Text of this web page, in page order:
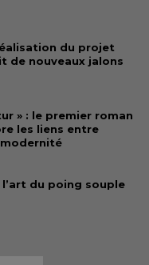
du projet
de nouveaux jalons
» : le premier roman
les liens entre
l’art du poing souple